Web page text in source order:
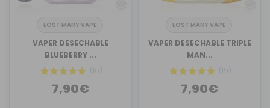
LOST MARY VAPE
VAPER DESECHABLE
BLUEBERRY ...
(16)
7,90€
LOST MARY VAPE
VAPER DESECHABLE TRIPLE
MAN...
(19)
7,90€